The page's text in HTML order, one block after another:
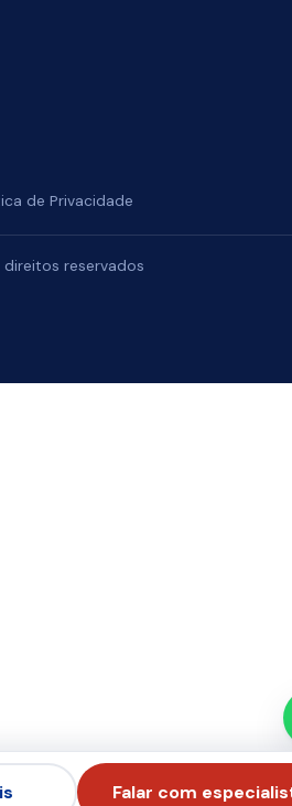
de Privacidade
direitos reservados
Falar com